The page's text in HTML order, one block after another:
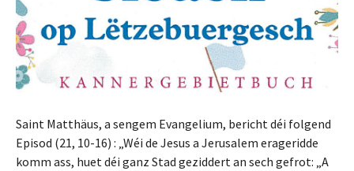
Saint Matthäus, a sengem Evangelium, bericht déi folgend
Episod (21, 10-16) : „Wéi de Jesus a Jerusalem erageridde
komm ass, huet déi ganz Stad geziddert an sech gefrot: „A